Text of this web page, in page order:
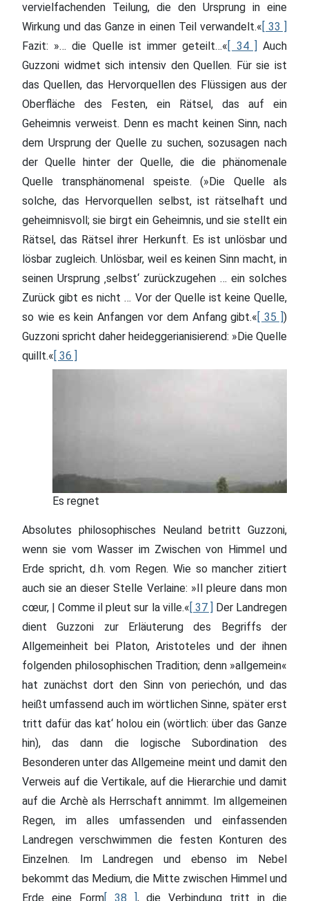
vervielfachenden Teilung, die den Ursprung in eine
Wirkung und das Ganze in einen Teil verwandelt.« [ 33 ]
Fazit: »… die Quelle ist immer geteilt…« [ 34 ]
Auch
Guzzoni widmet sich intensiv den Quellen. Für sie ist
das Quellen, das Hervorquellen des Flüssigen aus der
Oberfläche des Festen, ein Rätsel, das auf ein
Geheimnis verweist. Denn es macht keinen Sinn, nach
dem Ursprung der Quelle zu suchen, sozusagen nach
der Quelle hinter der Quelle, die die phänomenale
Quelle transphänomenal speiste. (»Die Quelle als
solche, das Hervorquellen selbst, ist rätselhaft und
geheimnisvoll; sie birgt ein Geheimnis, und sie stellt ein
Rätsel, das Rätsel ihrer Herkunft. Es ist unlösbar und
lösbar zugleich. Unlösbar, weil es keinen Sinn macht, in
seinen Ursprung ‚selbst‘ zurückzugehen … ein solches
Zurück gibt es nicht … Vor der Quelle ist keine Quelle,
so wie es kein Anfangen vor dem Anfang gibt.« [ 35 ])
Guzzoni spricht daher heideggerianisierend: »Die Quelle
quillt.« [ 36 ]
Es regnet
Absolutes philosophisches Neuland betritt Guzzoni,
wenn sie vom Wasser im Zwischen von Himmel und
Erde spricht, d.h. vom Regen. Wie so mancher zitiert
auch sie an dieser Stelle Verlaine: »Il pleure dans mon
cœur, | Comme il pleut sur la ville.« [ 37 ]
Der Landregen
dient Guzzoni zur Erläuterung des Begriffs der
Allgemeinheit bei Platon, Aristoteles und der ihnen
folgenden philosophischen Tradition; denn »allgemein«
hat zunächst dort den Sinn von periechón, und das
heißt umfassend auch im wörtlichen Sinne, später erst
tritt dafür das kat‘ holou ein (wörtlich: über das Ganze
hin), das dann die logische Subordination des
Besonderen unter das Allgemeine meint und damit den
Verweis auf die Vertikale, auf die Hierarchie und damit
auf die Archè als Herrschaft annimmt. Im allgemeinen
Regen, im alles umfassenden und einfassenden
Landregen verschwimmen die festen Konturen des
Einzelnen. Im Landregen und ebenso im Nebel
bekommt das Medium, die Mitte zwischen Himmel und
Erde eine Form[ 38 ] , die Verbindung tritt in die